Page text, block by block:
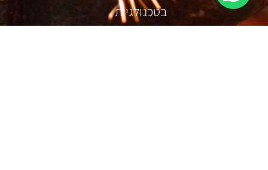
בטכנולגיות
מהמתקדמות